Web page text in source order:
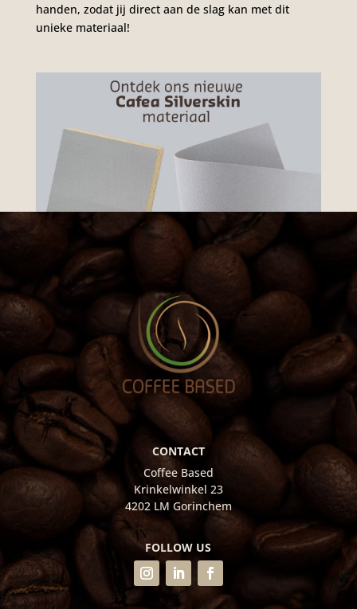
handen, zodat jij direct aan de slag kan met dit
unieke materiaal!
CONTACT
Coffee Based
Krinkelwinkel 23
4202 LM Gorinchem
FOLLOW US